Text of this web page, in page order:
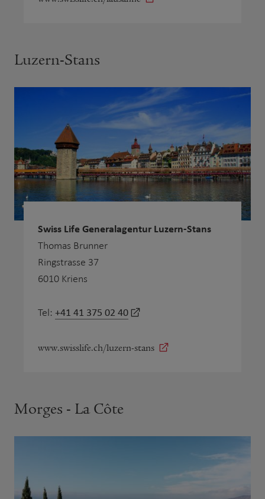
Luzern-Stans
Swiss Life Generalagentur Luzern-Stans
Thomas Brunner
Ringstrasse 37
6010 Kriens
Tel: +41 41 375 02 40
www.swisslife.ch/luzern-stans
Morges - La Côte